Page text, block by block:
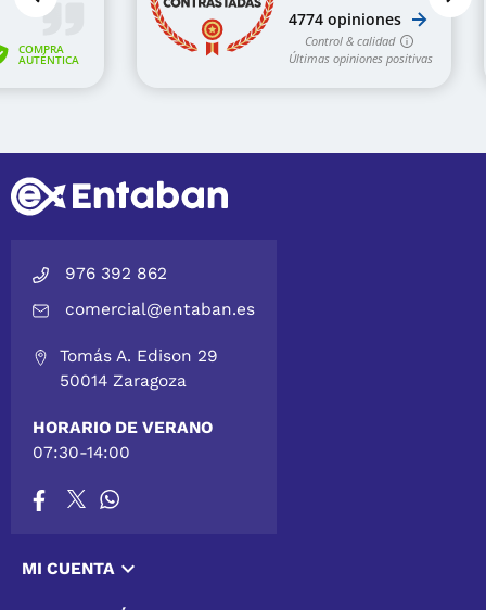
976 392 862
comercial@entaban.es
Tomás A. Edison 29
50014 Zaragoza
HORARIO DE VERANO
07:30-14:00
MI CUENTA 